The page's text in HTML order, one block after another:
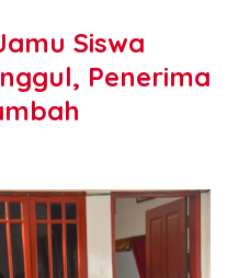
Siswa
Penerima